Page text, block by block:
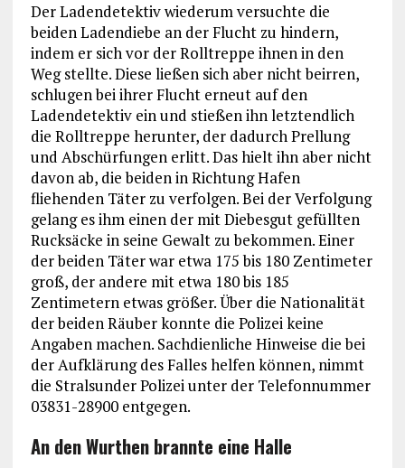
Der Ladendetektiv wiederum versuchte die
beiden Ladendiebe an der Flucht zu hindern,
indem er sich vor der Rolltreppe ihnen in den
Weg stellte. Diese ließen sich aber nicht beirren,
schlugen bei ihrer Flucht erneut auf den
Ladendetektiv ein und stießen ihn letztendlich
die Rolltreppe herunter, der dadurch Prellung
und Abschürfungen erlitt. Das hielt ihn aber nicht
davon ab, die beiden in Richtung Hafen
fliehenden Täter zu verfolgen. Bei der Verfolgung
gelang es ihm einen der mit Diebesgut gefüllten
Rucksäcke in seine Gewalt zu bekommen. Einer
der beiden Täter war etwa 175 bis 180 Zentimeter
groß, der andere mit etwa 180 bis 185
Zentimetern etwas größer. Über die Nationalität
der beiden Räuber konnte die Polizei keine
Angaben machen. Sachdienliche Hinweise die bei
der Aufklärung des Falles helfen können, nimmt
die Stralsunder Polizei unter der Telefonnummer
03831-28900 entgegen.
An den Wurthen brannte eine Halle